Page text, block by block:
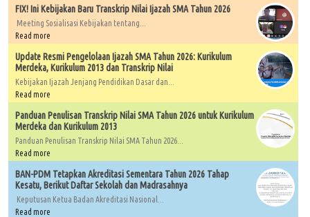
FIX! Ini Kebijakan Baru Transkrip Nilai Ijazah SMA Tahun 2026
Meeting Sosialisasi Kebijakan tentang...
Read more
Update Resmi Pengelolaan Ijazah SMA Tahun 2026: Kurikulum
Merdeka, Kurikulum 2013 dan Transkrip Nilai
Kebijakan Ijazah Jenjang Pendidikan Dasar dan...
Read more
Panduan Penulisan Transkrip Nilai SMA Tahun 2026 untuk Kurikulum
Merdeka dan Kurikulum 2013
Panduan Penulisan Transkrip Nilai SMA Tahun 2026...
Read more
BAN-PDM Tetapkan Akreditasi Sementara Tahun 2026 Tahap
Kesatu, Berikut Daftar Sekolah dan Madrasahnya
Keputusan Ketua Badan Akreditasi Nasional...
Read more